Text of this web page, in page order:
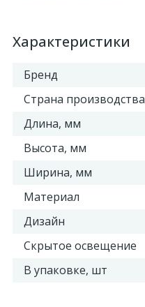
Характеристики
Бренд
Страна производства
Длина, мм
Высота, мм
Ширина, мм
Материал
Дизайн
Скрытое освещение
В упаковке, шт